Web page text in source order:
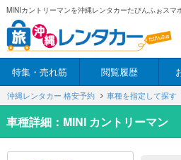
MINIカントリーマンを沖縄レンタカーたびんふぉスマ
特集・売れ筋 閲覧履歴
沖縄レンタカー 格安予約 車種を指定して探す
車種詳細：MINI カントリーマン